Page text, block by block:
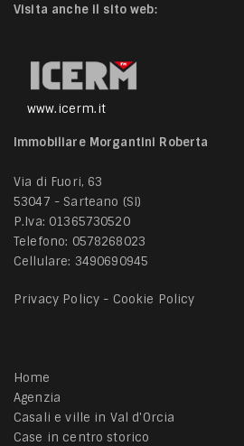
Visita anche il sito web:
www.icerm.it
Immobiliare Morgantini Roberta
Via di Fuori, 63
53047 - Sarteano (SI)
P.Iva: 01365730520
Telefono: 0578268023
Cellulare: 3490690945
Privacy Policy - Cookie Policy
Home
Agenzia
Casali e ville in Val d'Orcia
Case in centro storico